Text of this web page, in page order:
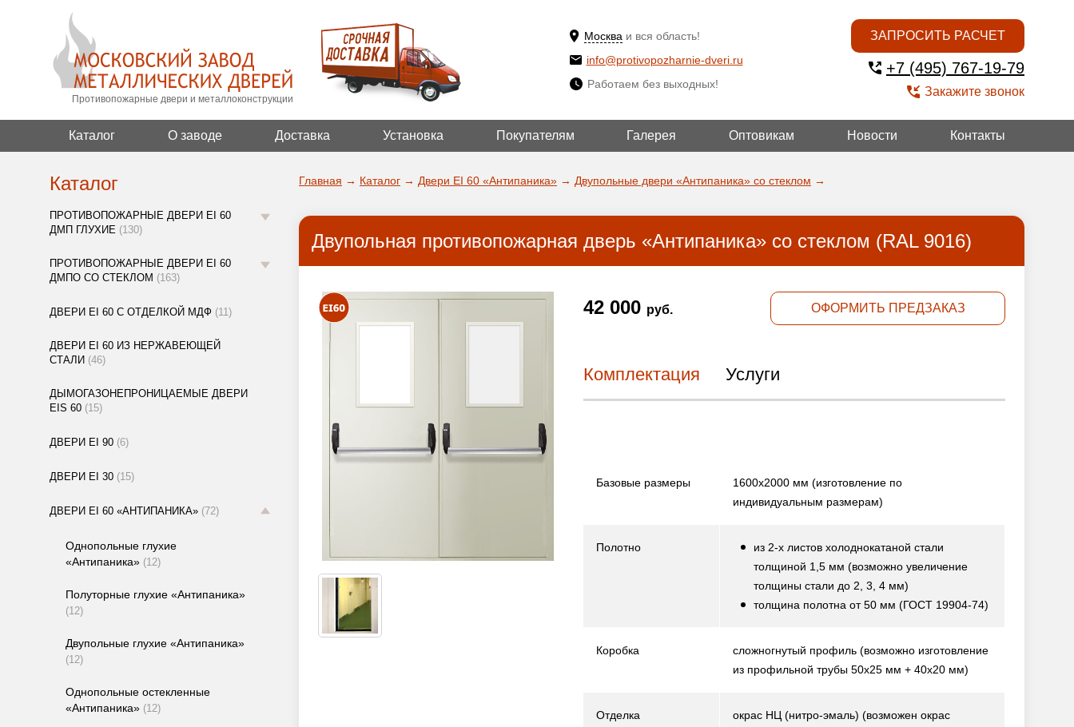
Противопожарные двери и металлоконструкции
Москва и вся область!
ДА!
ВЫБРАТЬ ДРУГОЙ
info@protivopozharnie-dveri.ru
Работаем без выходных!
ЗАПРОСИТЬ РАСЧЕТ
+7 (495) 767-19-79
Закажите звонок
Каталог О заводе Доставка Установка Покупателям Галерея Оптовикам Новости Контакты
Каталог
ПРОТИВОПОЖАРНЫЕ ДВЕРИ EI 60
ДМП ГЛУХИЕ (130)
ПРОТИВОПОЖАРНЫЕ ДВЕРИ EI 60
ДМПО СО СТЕКЛОМ (163)
ДВЕРИ EI 60 С ОТДЕЛКОЙ МДФ (11)
ДВЕРИ EI 60 ИЗ НЕРЖАВЕЮЩЕЙ
СТАЛИ (46)
ДЫМОГАЗОНЕПРОНИЦАЕМЫЕ ДВЕРИ
EIS 60 (15)
ДВЕРИ EI 90 (6)
ДВЕРИ EI 30 (15)
ДВЕРИ EI 60 «АНТИПАНИКА» (72)
Однопольные глухие
«Антипаника» (12)
Полуторные глухие «Антипаника»
(12)
Двупольные глухие «Антипаника»
(12)
Однопольные остекленные
«Антипаника» (12)
Главная → Каталог → Двери EI 60 «Антипаника» → Двупольные двери «Антипаника» со стеклом →
Двупольная противопожарная дверь «Антипаника» со стеклом (RAL 9016)
42 000 руб. ОФОРМИТЬ ПРЕДЗАКАЗ
Комплектация Услуги
Базовые размеры 1600х2000 мм (изготовление по
индивидуальным размерам)
Полотно
из 2-х листов холоднокатаной стали
толщиной 1,5 мм (возможно увеличение
толщины стали до 2, 3, 4 мм)
толщина полотна от 50 мм (ГОСТ 19904-74)
Коробка сложногнутый профиль (возможно изготовление
из профильной трубы 50х25 мм + 40х20 мм)
Отделка окрас НЦ (нитро-эмаль) (возможен окрас